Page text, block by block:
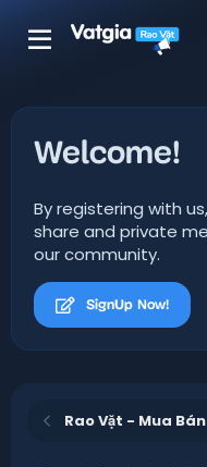
Welcome!
By registering with
share and private
our community.
SignUp Now!
Rao Vặt - Mua